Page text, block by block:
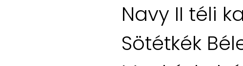
Navy II téli
Sötétkék